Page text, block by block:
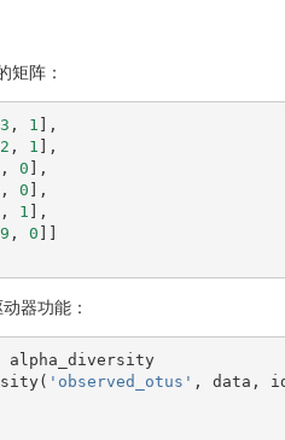
矩阵：
3 , 1 ],
, 1 ],
, 0 ],
, 0 ],
, 1 ],
, 0 ]]
器功能：
alpha_diversity
( 'observed_otus' , data ,